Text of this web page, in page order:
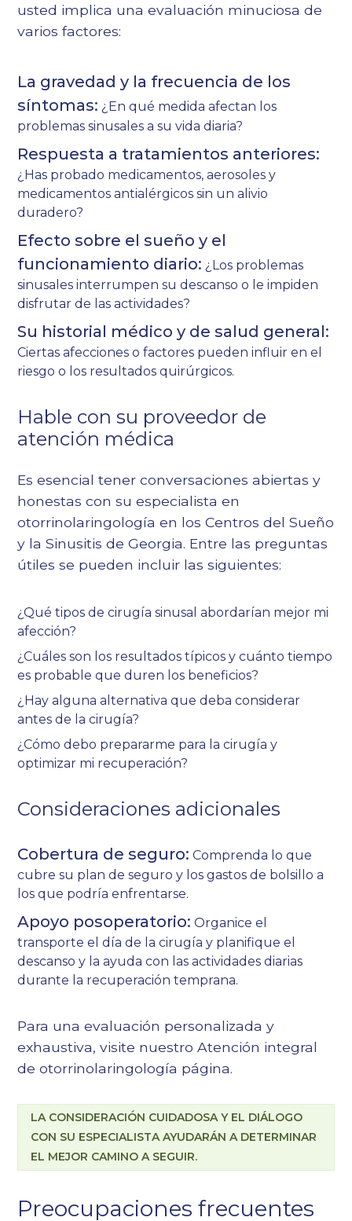
usted implica una evaluación minuciosa de
varios factores:
La gravedad y la frecuencia de los
síntomas: ¿En qué medida afectan los
problemas sinusales a su vida diaria?
Respuesta a tratamientos anteriores:
¿Has probado medicamentos, aerosoles y
medicamentos antialérgicos sin un alivio
duradero?
Efecto sobre el sueño y el
funcionamiento diario: ¿Los problemas
sinusales interrumpen su descanso o le impiden
disfrutar de las actividades?
Su historial médico y de salud general:
Ciertas afecciones o factores pueden influir en el
riesgo o los resultados quirúrgicos.
Hable con su proveedor de
atención médica
Es esencial tener conversaciones abiertas y
honestas con su especialista en
otorrinolaringología en los Centros del Sueño
y la Sinusitis de Georgia. Entre las preguntas
útiles se pueden incluir las siguientes:
¿Qué tipos de cirugía sinusal abordarían mejor mi
afección?
¿Cuáles son los resultados típicos y cuánto tiempo
es probable que duren los beneficios?
¿Hay alguna alternativa que deba considerar
antes de la cirugía?
¿Cómo debo prepararme para la cirugía y
optimizar mi recuperación?
Consideraciones adicionales
Cobertura de seguro: Comprenda lo que
cubre su plan de seguro y los gastos de bolsillo a
los que podría enfrentarse.
Apoyo posoperatorio: Organice el
transporte el día de la cirugía y planifique el
descanso y la ayuda con las actividades diarias
durante la recuperación temprana.
Para una evaluación personalizada y
exhaustiva, visite nuestroAtención integral
de otorrinolaringología página.
LA CONSIDERACIÓN CUIDADOSA Y EL DIÁLOGO
CON SU ESPECIALISTA AYUDARÁN A DETERMINAR
EL MEJOR CAMINO A SEGUIR.
Preocupaciones frecuentes